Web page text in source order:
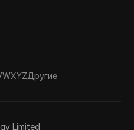
WXYZДругие
Limited